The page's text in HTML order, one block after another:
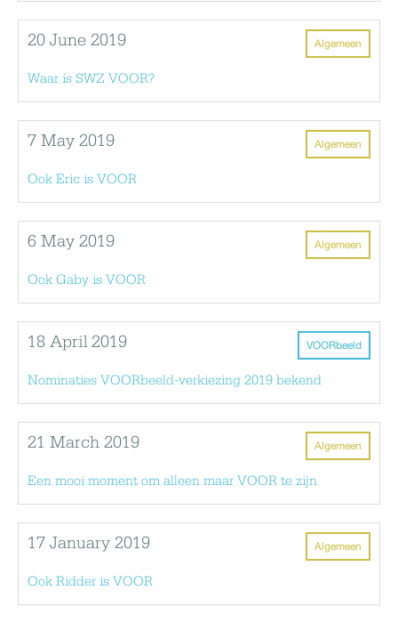
Algemeen
20 June 2019
Waar is SWZ VOOR?
Algemeen
7 May 2019
Ook Eric is VOOR
Algemeen
6 May 2019
Ook Gaby is VOOR
VOORbeeld
18 April 2019
Nominaties VOORbeeld-verkiezing 2019 bekend
Algemeen
21 March 2019
Een mooi moment om alleen maar VOOR te zijn
Algemeen
17 January 2019
Ook Ridder is VOOR